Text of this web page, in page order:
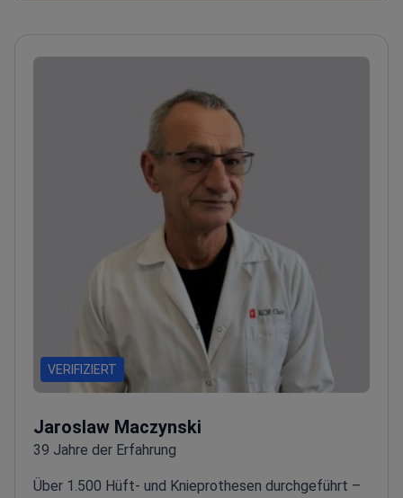
VERIFIZIERT
Jaroslaw Maczynski
39 Jahre der Erfahrung
Über 1.500 Hüft- und Knieprothesen durchgeführt –